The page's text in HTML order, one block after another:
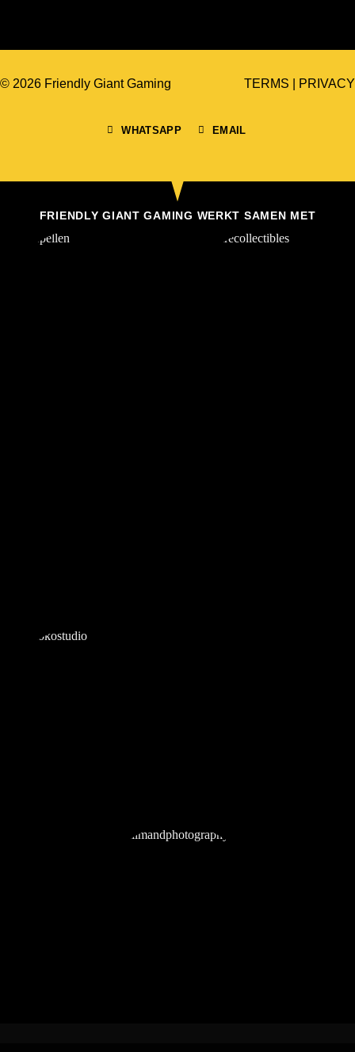
© 2026 Friendly Giant Gaming
WHATSAPP EMAIL
TERMS PRIVACY
FRIENDLY GIANT GAMING WERKT SAMEN MET